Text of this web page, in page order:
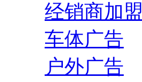
经销商加盟
车体广告
户外广告